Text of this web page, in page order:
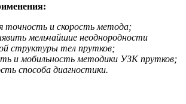
точность и скорость метода;
мельчайшие неоднородности
структуры тел прутков;
и мобильность методики УЗК прутков;
способа диагностики.